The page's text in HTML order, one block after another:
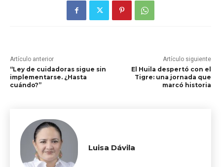
Artículo anterior
“Ley de cuidadoras sigue sin
implementarse. ¿Hasta
cuándo?”
Artículo siguiente
El Huila despertó con el
Tigre: una jornada que
marcó historia
Luisa Dávila